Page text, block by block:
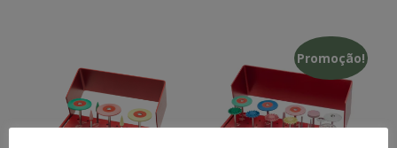
Promoção!